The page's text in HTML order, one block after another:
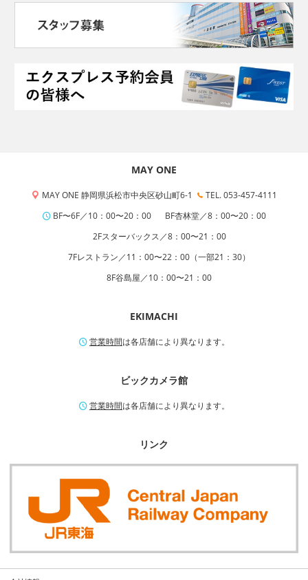
MAY ONE
MAY ONE 静岡県浜松市中央区砂山町6-1
TEL. 053-457-4111
BF〜6F／10：00〜20：00
BF杏林堂／8：00〜20：00
2Fスターバックス／8：00〜21：00
7Fレストラン／11：00〜22：00（一部21：30）
8F谷島屋／10：00〜21：00
EKIMACHI
営業時間は各店舗により異なります。
ビックカメラ館
営業時間は各店舗により異なります。
リンク